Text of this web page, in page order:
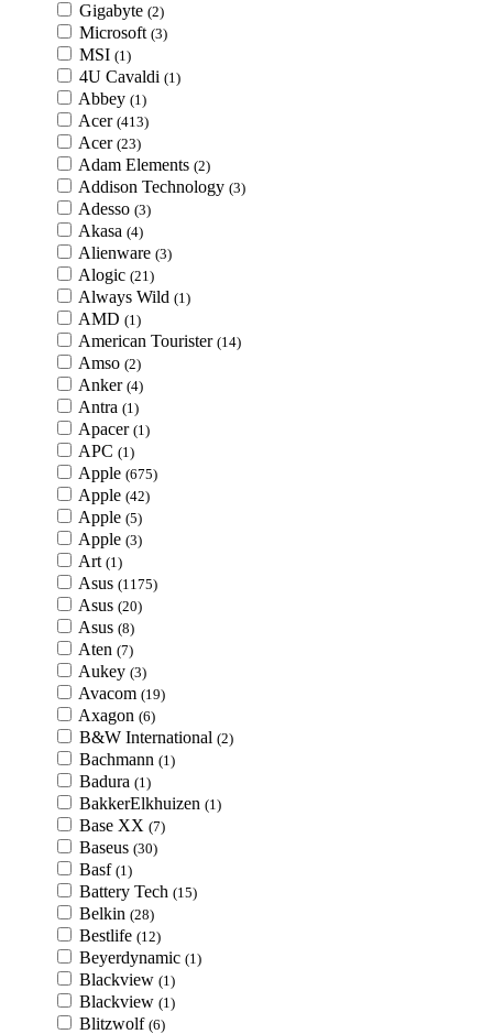
Gigabyte (2)
Microsoft (3)
MSI (1)
4U Cavaldi (1)
Abbey (1)
Acer (413)
Acer (23)
Adam Elements (2)
Addison Technology (3)
Adesso (3)
Akasa (4)
Alienware (3)
Alogic (21)
Always Wild (1)
AMD (1)
American Tourister (14)
Amso (2)
Anker (4)
Antra (1)
Apacer (1)
APC (1)
Apple (675)
Apple (42)
Apple (5)
Apple (3)
Art (1)
Asus (1175)
Asus (20)
Asus (8)
Aten (7)
Aukey (3)
Avacom (19)
Axagon (6)
B&W International (2)
Bachmann (1)
Badura (1)
BakkerElkhuizen (1)
Base XX (7)
Baseus (30)
Basf (1)
Battery Tech (15)
Belkin (28)
Bestlife (12)
Beyerdynamic (1)
Blackview (1)
Blackview (1)
Blitzwolf (6)